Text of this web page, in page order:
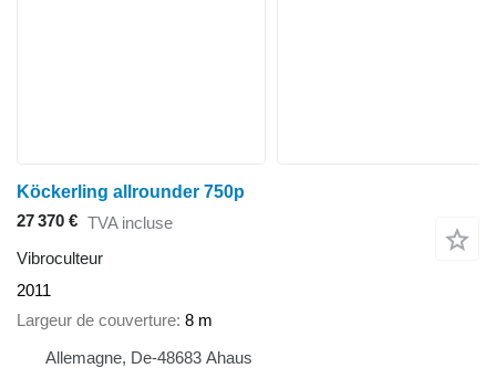
Köckerling allrounder 750p
27 370 € TVA incluse
Vibroculteur
2011
Largeur de couverture 8 m
Allemagne, De-48683 Ahaus